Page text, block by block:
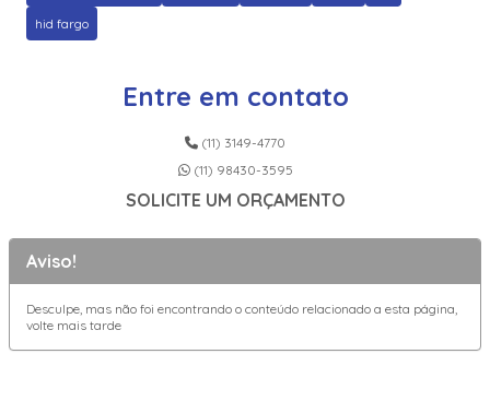
hid fargo
Entre em contato
(11) 3149-4770
(11) 98430-3595
SOLICITE UM ORÇAMENTO
Aviso!
Desculpe, mas não foi encontrando o conteúdo relacionado a esta página,
volte mais tarde